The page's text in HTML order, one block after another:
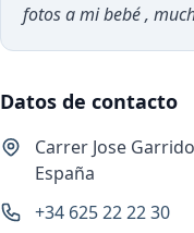
fotos a mi bebé ,
Datos de contacto
Carrer Jose
España
+34 625 22 22 30